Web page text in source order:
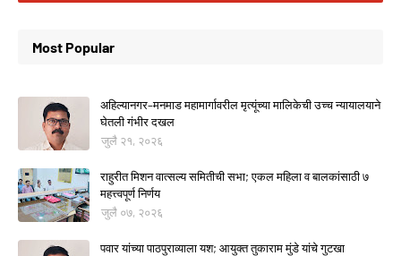
Most Popular
अहिल्यानगर–मनमाड महामार्गावरील मृत्यूंच्या मालिकेची उच्च न्यायालयाने
घेतली गंभीर दखल
जुलै २१, २०२६
राहुरीत मिशन वात्सल्य समितीची सभा; एकल महिला व बालकांसाठी ७
महत्त्वपूर्ण निर्णय
जुलै ०७, २०२६
पवार यांच्या पाठपुराव्याला यश; आयुक्त तुकाराम मुंडे यांचे गुटखा